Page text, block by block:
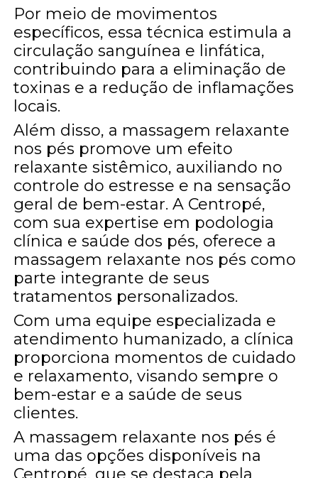
Por meio de movimentos
específicos, essa técnica estimula a
circulação sanguínea e linfática,
contribuindo para a eliminação de
toxinas e a redução de inflamações
locais.
Além disso, a massagem relaxante
nos pés promove um efeito
relaxante sistêmico, auxiliando no
controle do estresse e na sensação
geral de bem-estar. A Centropé,
com sua expertise em podologia
clínica e saúde dos pés, oferece a
massagem relaxante nos pés como
parte integrante de seus
tratamentos personalizados.
Com uma equipe especializada e
atendimento humanizado, a clínica
proporciona momentos de cuidado
e relaxamento, visando sempre o
bem-estar e a saúde de seus
clientes.
A massagem relaxante nos pés é
uma das opções disponíveis na
Centropé, que se destaca pela